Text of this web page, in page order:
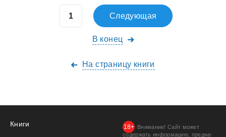
Следующая
В конец
На страницу книги
Книги
Внимание! Сайт может
содержать информацию, предна­